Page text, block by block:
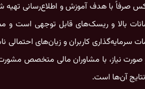
صرفاً با هدف آموزش و اطلاع‌رسانی تهیه
نوسانات بالا و ریسک‌های قابل‌ توجهی
کاربران و زیان‌های احتمالی
نیاز، با مشاوران مالی متخصص
آن‌ها است.